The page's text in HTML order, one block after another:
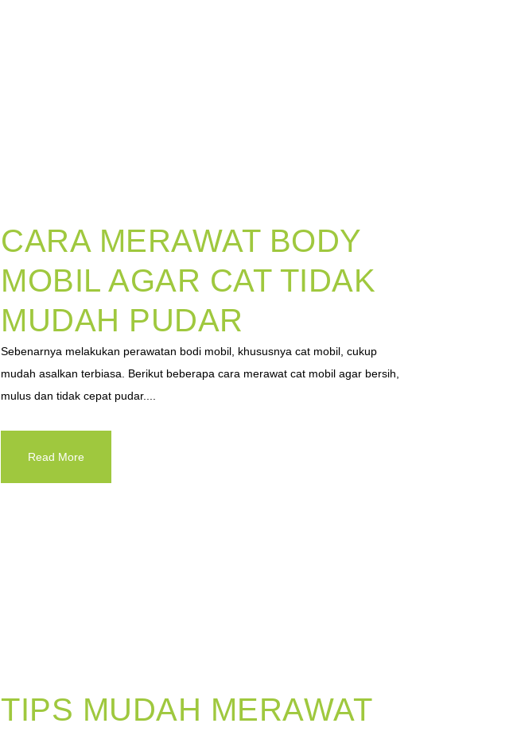
CARA MERAWAT BODY
MOBIL AGAR CAT TIDAK
MUDAH PUDAR
Sebenarnya melakukan perawatan bodi mobil, khususnya cat mobil, cukup
mudah asalkan terbiasa. Berikut beberapa cara merawat cat mobil agar bersih,
mulus dan tidak cepat pudar....
Read More
TIPS MUDAH MERAWAT